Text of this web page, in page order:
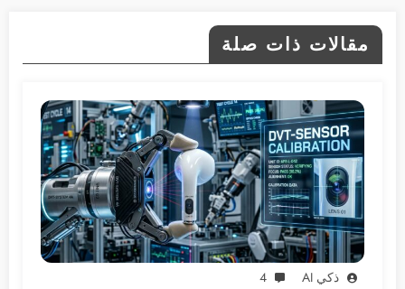
مقالات ذات صلة
ذكي AI 4